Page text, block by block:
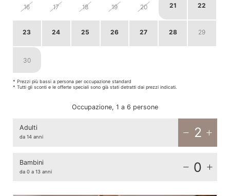
16 17 18 19 20 21 22
23 24 25 26 27 28 29
30
* Prezzi più bassi a persona per occupazione standard
* Tutti gli sconti e le offerte speciali sono già stati detratti dai prezzi indicati.
Occupazione, 1 a 6 persone
Adulti
da 14 anni 2
Bambini
da 0 a 13 anni 0